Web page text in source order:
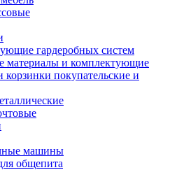
гардеробных систем
материалы и комплектующие
корзинки покупательские и
машины
общепита